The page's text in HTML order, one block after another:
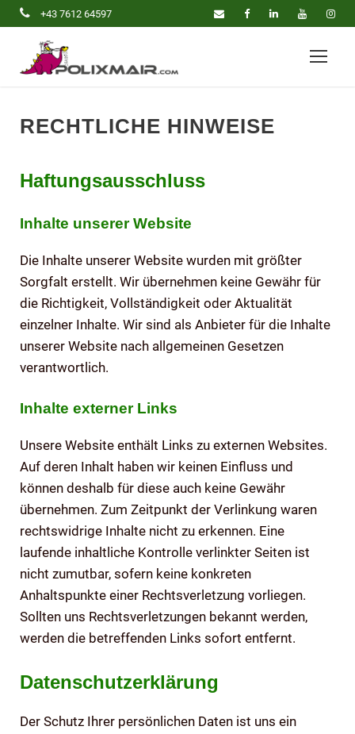
+43 7612 64597
RECHTLICHE HINWEISE
Haftungsausschluss
Inhalte unserer Website
Die Inhalte unserer Website wurden mit größter
Sorgfalt erstellt. Wir übernehmen keine Gewähr für
die Richtigkeit, Vollständigkeit oder Aktualität
einzelner Inhalte. Wir sind als Anbieter für die Inhalte
unserer Website nach allgemeinen Gesetzen
verantwortlich.
Inhalte externer Links
Unsere Website enthält Links zu externen Websites.
Auf deren Inhalt haben wir keinen Einfluss und
können deshalb für diese auch keine Gewähr
übernehmen. Zum Zeitpunkt der Verlinkung waren
rechtswidrige Inhalte nicht zu erkennen. Eine
laufende inhaltliche Kontrolle verlinkter Seiten ist
nicht zumutbar, sofern keine konkreten
Anhaltspunkte einer Rechtsverletzung vorliegen.
Sollten uns Rechtsverletzungen bekannt werden,
werden die betreffenden Links sofort entfernt.
Datenschutzerklärung
Der Schutz Ihrer persönlichen Daten ist uns ein